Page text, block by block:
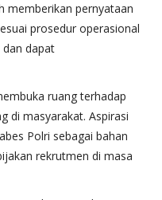
memberikan pernyataan
prosedur operasional
dan dapat
ruang terhadap
di masyarakat. Aspirasi
Polri sebagai bahan
rekrutmen di masa